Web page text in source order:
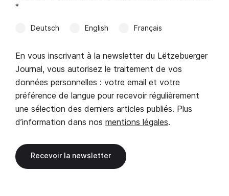
*
Deutsch English Français
En vous inscrivant à la newsletter du Lëtzebuerger
Journal, vous autorisez le traitement de vos
données personnelles : votre email et votre
préférence de langue pour recevoir régulièrement
une sélection des derniers articles publiés. Plus
d’information dans nos mentions légales.